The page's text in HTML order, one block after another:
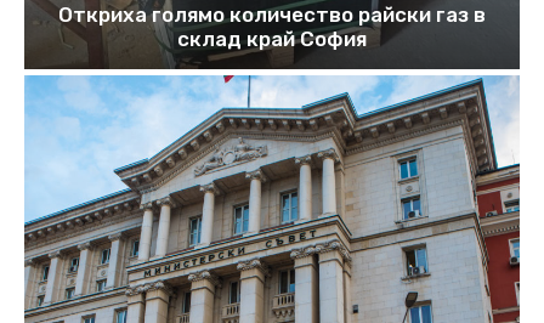
Откриха голямо количество райски газ в
склад край София